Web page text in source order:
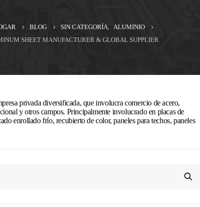
BLOG SIN CATEGORÍA
ALUMINIO
SHEET MANUFACTURER & GLOBAL SUPPLIER
privada diversificada, que involucra comercio de acero,
y otros campos. Principalmente involucrado en placas de
enrollado frío, recubierto de color, paneles para techos, paneles